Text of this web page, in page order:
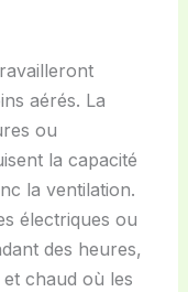
aérés. La
ou
la capacité
la ventilation.
électriques ou
des heures,
chaud où les